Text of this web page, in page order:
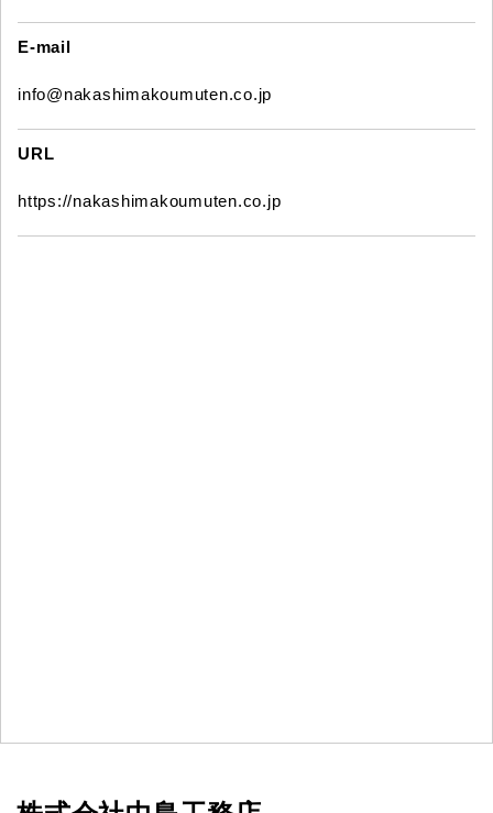
E-mail
info@nakashimakoumuten.co.jp
URL
https://nakashimakoumuten.co.jp